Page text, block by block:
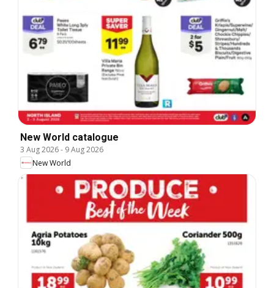
New World catalogue
3 Aug 2026- 9 Aug 2026
New World